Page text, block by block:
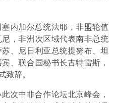
内加尔总统法耶，非盟轮值
，非洲次区域代表南非总统
、尼日利亚总统提努布、坦
、联合国秘书长古特雷斯，
致辞。
中非合作论坛北京峰会，